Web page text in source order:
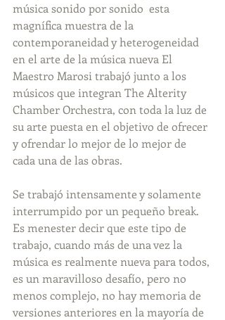
música sonido por sonido  esta
magnífica muestra de la
contemporaneidad y heterogeneidad
en el arte de la música nueva El
Maestro Marosi trabajó junto a los
músicos que integran The Alterity
Chamber Orchestra, con toda la luz de
su arte puesta en el objetivo de ofrecer
y ofrendar lo mejor de lo mejor de
cada una de las obras.
Se trabajó intensamente y solamente
interrumpido por un pequeño break.
Es menester decir que este tipo de
trabajo, cuando más de una vez la
música es realmente nueva para todos,
es un maravilloso desafío, pero no
menos complejo, no hay memoria de
versiones anteriores en la mayoría de